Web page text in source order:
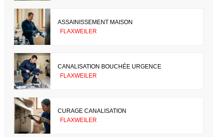
ASSAINISSEMENT MAISON
FLAXWEILER
CANALISATION BOUCHÉE URGENCE
FLAXWEILER
CURAGE CANALISATION
FLAXWEILER